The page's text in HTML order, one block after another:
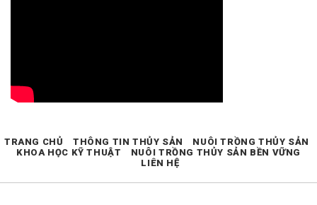
TRANG CHỦ THÔNG TIN THỦY SẢN
NUÔI TRỒNG THỦY SẢN
KHOA HỌC KỸ THUẬT
NUÔI TRỒNG THỦY SẢN BỀN VỮNG
LIÊN HỆ